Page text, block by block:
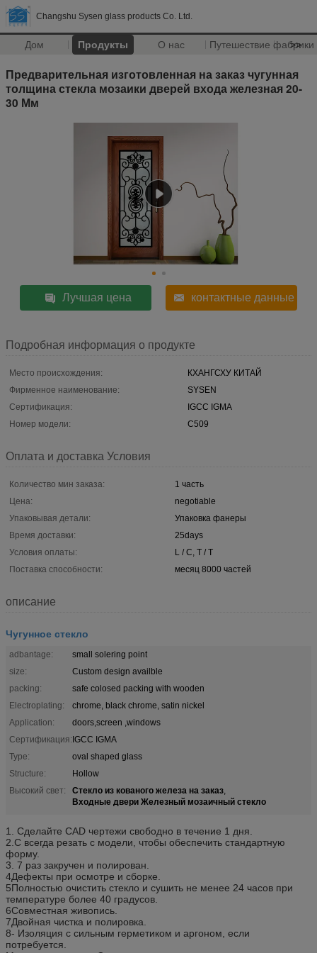
Changshu Sysen glass products Co. Ltd.
Дом Продукты О нас Путешествие фабрики
>>
Предварительная изготовленная на заказ чугунная
толщина стекла мозаики дверей входа железная 20-
30 Мм
Лучшая цена контактные данные
Подробная информация о продукте
Место происхождения:
КХАНГСХУ КИТАЙ
Фирменное наименование:
SYSEN
Сертификация:
IGCC IGMA
Номер модели:
С509
Оплата и доставка Условия
Количество мин заказа:
1 часть
Цена:
negotiable
Упаковывая детали:
Упаковка фанеры
Время доставки:
25days
Условия оплаты:
L / C, T / T
Поставка способности:
месяц 8000 частей
описание
Чугунное стекло
adbantage:
small solering point
size:
Custom design availble
packing:
safe colosed packing with wooden
Electroplating:
chrome, black chrome, satin nickel
Application:
doors,screen ,windows
Сертификация:IGCC IGMA
Type:
oval shaped glass
Structure:
Hollow
Высокий свет:
Стекло из кованого железа на заказ,
Входные двери Железный мозаичный стекло
1. Сделайте CAD чертежи свободно в течение 1 дня.
2.С всегда резать с модели, чтобы обеспечить стандартную
форму.
3. 7 раз закручен и полирован.
4Дефекты при осмотре и сборке.
5Полностью очистить стекло и сушить не менее 24 часов при
температуре более 40 градусов.
6Совместная живопись.
7Двойная чистка и полировка.
8- Изоляция с сильным герметиком и аргоном, если
потребуется.